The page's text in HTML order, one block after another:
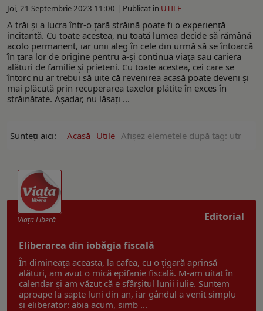
Joi, 21 Septembrie 2023 11:00 | Publicat în UTILE
A trăi și a lucra într-o țară străină poate fi o experiență
incitantă. Cu toate acestea, nu toată lumea decide să rămână
acolo permanent, iar unii aleg în cele din urmă să se întoarcă
în țara lor de origine pentru a-și continua viața sau cariera
alături de familie și prieteni. Cu toate acestea, cei care se
întorc nu ar trebui să uite că revenirea acasă poate deveni și
mai plăcută prin recuperarea taxelor plătite în exces în
străinătate. Așadar, nu lăsați ...
Sunteți aici: Acasă Utile Afişez elemetele după tag: utr
Editorial
Viaţa Liberă
Eliberarea din iobăgia fiscală
În dimineața aceasta, la cafea, cu o țigară aprinsă
alături, am avut o mică epifanie fiscală. M-am uitat în
calendar și am văzut că e sfârșitul lunii iulie. Suntem
aproape la șapte luni din an, iar gândul a venit simplu
și eliberator: abia acum, simb ...